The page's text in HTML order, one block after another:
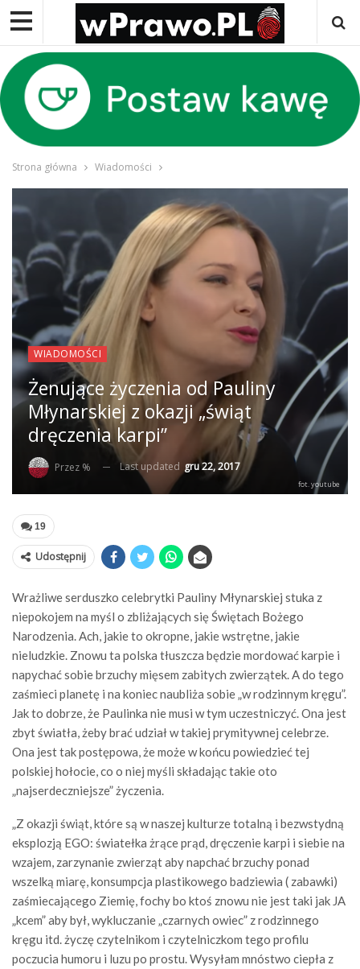
Strona główna Wiadomości
WIADOMOŚCI
Żenujące życzenia od Pauliny
Młynarskiej z okazji „świąt
dręczenia karpi”
Przez % Last updated gru 22, 2017
fot. youtube
19
Udostępnij
Wrażliwe serduszko celebrytki Pauliny Młynarskiej stuka z
niepokojem na myśl o zbliżających się Świętach Bożego
Narodzenia. Ach, jakie to okropne, jakie wstrętne, jakie
nieludzkie. Znowu ta polska tłuszcza będzie mordować karpie i
napychać sobie brzuchy mięsem zabitych zwierzątek. A do tego
zaśmieci planetę i na koniec naubliża sobie „w rodzinnym kręgu”.
Jak to dobrze, że Paulinka nie musi w tym uczestniczyć. Ona jest
zbyt światła, żeby brać udział w takiej prymitywnej celebrze.
Ona jest tak postępowa, że może w końcu powiedzieć tej
polskiej hołocie, co o niej myśli składając takie oto
„najserdeczniejsze” życzenia.
„Z okazji świąt, które są w naszej kulturze totalną i bezwstydną
eksplozją EGO: światełka żrące prąd, dręczenie karpi i siebie na
wzajem, zarzynanie zwierząt aby napchać brzuchy ponad
wszelką miarę, konsumpcja plastikowego badziewia ( zabawki)
zaśmiecającego Ziemię, fochy bo ktoś znowu nie jest taki jak JA
„kcem” aby był, wykluczanie „czarnych owiec” z rodzinnego
kręgu itd. życzę czytelnikom i czytelniczkom tego profilu
poczucia humoru i luzu po prostu. Wysyłam mnóstwo ciepła z